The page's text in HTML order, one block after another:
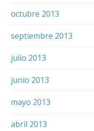
octubre 2013
septiembre 2013
julio 2013
junio 2013
mayo 2013
abril 2013